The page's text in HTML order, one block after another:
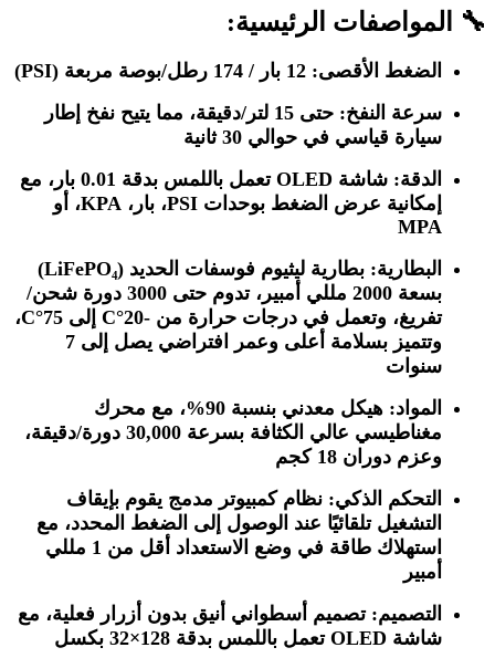
🔧 المواصفات الرئيسية:
الضغط الأقصى: 12 بار / 174 رطل/بوصة مربعة (PSI)
سرعة النفخ: حتى 15 لتر/دقيقة، مما يتيح نفخ إطار
سيارة قياسي في حوالي 30 ثانية
الدقة: شاشة OLED تعمل باللمس بدقة 0.01 بار، مع
إمكانية عرض الضغط بوحدات PSI، بار، KPA، أو
MPA
البطارية: بطارية ليثيوم فوسفات الحديد (LiFePO₄)
بسعة 2000 مللي أمبير، تدوم حتى 3000 دورة شحن/
تفريغ، وتعمل في درجات حرارة من -20°C إلى 75°C،
وتتميز بسلامة أعلى وعمر افتراضي يصل إلى 7
سنوات
المواد: هيكل معدني بنسبة 90%، مع محرك
مغناطيسي عالي الكثافة بسرعة 30,000 دورة/دقيقة،
وعزم دوران 18 كجم
التحكم الذكي: نظام كمبيوتر مدمج يقوم بإيقاف
التشغيل تلقائيًا عند الوصول إلى الضغط المحدد، مع
استهلاك طاقة في وضع الاستعداد أقل من 1 مللي
أمبير
التصميم: تصميم أسطواني أنيق بدون أزرار فعلية، مع
شاشة OLED تعمل باللمس بدقة 128×32 بكسل